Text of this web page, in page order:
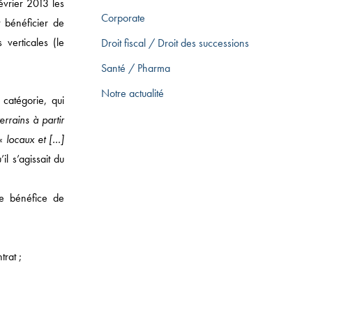
2013 les
bénéficier de
verticales (le
catégorie, qui
à partir
locaux et […]
s’agissait du
bénéfice de
;
Corporate
Droit fiscal / Droit des successions
Santé / Pharma
Notre actualité
DES SUCCESSIONS